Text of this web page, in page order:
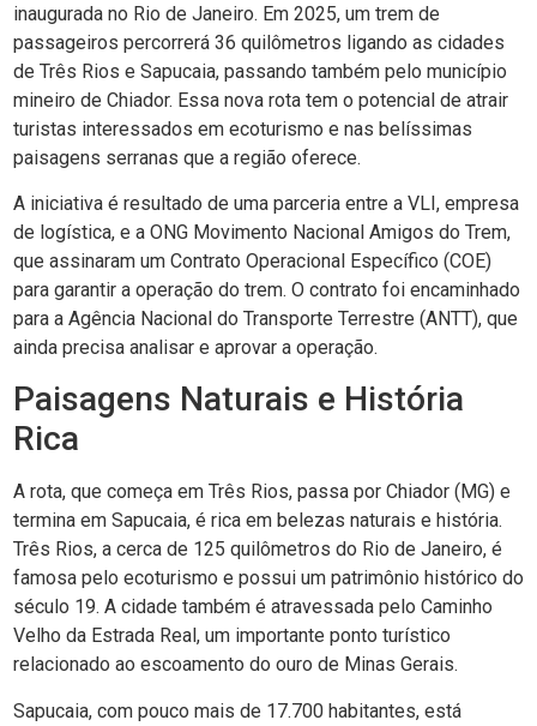
inaugurada no Rio de Janeiro. Em 2025, um trem de
passageiros percorrerá 36 quilômetros ligando as cidades
de Três Rios e Sapucaia, passando também pelo município
mineiro de Chiador. Essa nova rota tem o potencial de atrair
turistas interessados em ecoturismo e nas belíssimas
paisagens serranas que a região oferece.
A iniciativa é resultado de uma parceria entre a VLI, empresa
de logística, e a ONG Movimento Nacional Amigos do Trem,
que assinaram um Contrato Operacional Específico (COE)
para garantir a operação do trem. O contrato foi encaminhado
para a Agência Nacional do Transporte Terrestre (ANTT), que
ainda precisa analisar e aprovar a operação.
Paisagens Naturais e História
Rica
A rota, que começa em Três Rios, passa por Chiador (MG) e
termina em Sapucaia, é rica em belezas naturais e história.
Três Rios, a cerca de 125 quilômetros do Rio de Janeiro, é
famosa pelo ecoturismo e possui um patrimônio histórico do
século 19. A cidade também é atravessada pelo Caminho
Velho da Estrada Real, um importante ponto turístico
relacionado ao escoamento do ouro de Minas Gerais.
Sapucaia, com pouco mais de 17.700 habitantes, está